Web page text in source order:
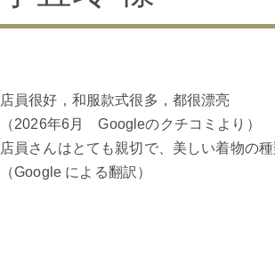
店員很好，和服款式很多，都很漂亮
（2026年6月 Googleのクチコミより）
店員さんはとても親切で、美しい着物の種
（Google による翻訳）